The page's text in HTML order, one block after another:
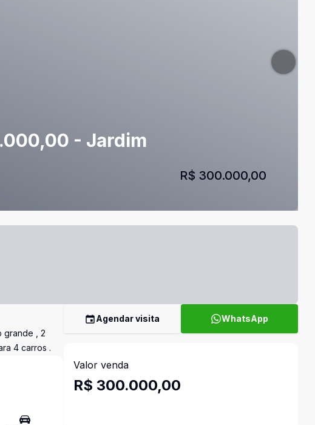
- Jardim
R$ 300.000,00
grande , 2
4 carros .
Agendar visita WhatsApp
Valor venda
R$ 300.000,00